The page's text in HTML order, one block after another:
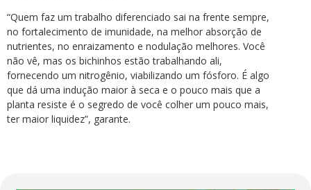
“Quem faz um trabalho diferenciado sai na frente sempre,
no fortalecimento de imunidade, na melhor absorção de
nutrientes, no enraizamento e nodulação melhores. Você
não vê, mas os bichinhos estão trabalhando ali,
fornecendo um nitrogênio, viabilizando um fósforo. É algo
que dá uma indução maior à seca e o pouco mais que a
planta resiste é o segredo de você colher um pouco mais,
ter maior liquidez”, garante.